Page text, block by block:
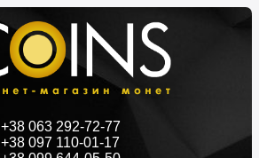
+38 063 292-72-77
+38 097 110-01-17